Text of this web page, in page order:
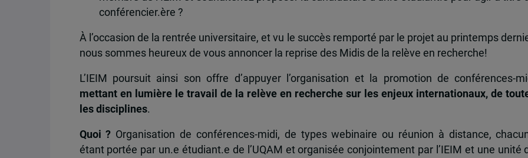
conférencier.ère ?
À l’occasion de la rentrée universitaire, et vu le succès remporté par le projet au printemps
nous sommes heureux de vous annoncer la reprise des Midis de la relève en recherche!
L’IEIM poursuit ainsi son offre d’appuyer l’organisation et la promotion de conférences-
mettant en lumière le travail de la relève en recherche sur les enjeux internationaux, de
les disciplines.
Quoi ? Organisation de conférences-midi, de types webinaire ou réunion à distance,
étant portée par un.e étudiant.e de l’UQAM et organisée conjointement par l’IEIM et une unité